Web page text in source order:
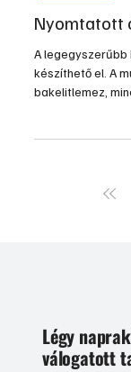
Nyomtatott
A
készíthető el. A
bakelitlemez,
látható.
Légy
válogatott